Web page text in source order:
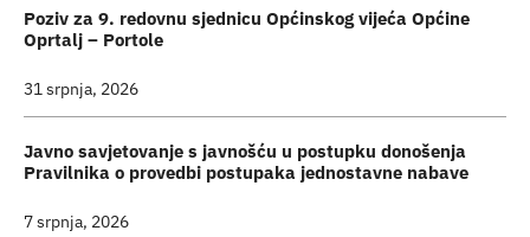
Poziv za 9. redovnu sjednicu Općinskog vijeća Općine
Oprtalj – Portole
31 srpnja, 2026
Javno savjetovanje s javnošću u postupku donošenja
Pravilnika o provedbi postupaka jednostavne nabave
7 srpnja, 2026